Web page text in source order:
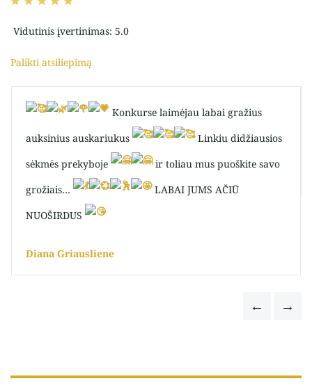
Vidutinis įvertinimas: 5.0
Palikti atsiliepimą
Konkurse laimėjau labai gražius
auksinius auskariukus
Linkiu didžiausios
sėkmės prekyboje
ir toliau mus puoškite savo
grožiais…
LABAI JUMS AČIŪ
NUOŠIRDUS
Diana Griausliene